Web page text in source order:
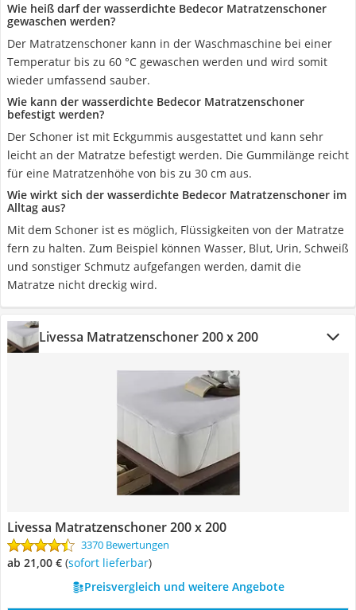
Wie heiß darf der wasserdichte Bedecor Matratzenschoner
gewaschen werden?
Der Matratzenschoner kann in der Waschmaschine bei einer
Temperatur bis zu 60 °C gewaschen werden und wird somit
wieder umfassend sauber.
Wie kann der wasserdichte Bedecor Matratzenschoner
befestigt werden?
Der Schoner ist mit Eckgummis ausgestattet und kann sehr
leicht an der Matratze befestigt werden. Die Gummilänge reicht
für eine Matratzenhöhe von bis zu 30 cm aus.
Wie wirkt sich der wasserdichte Bedecor Matratzenschoner im
Alltag aus?
Mit dem Schoner ist es möglich, Flüssigkeiten von der Matratze
fern zu halten. Zum Beispiel können Wasser, Blut, Urin, Schweiß
und sonstiger Schmutz aufgefangen werden, damit die
Matratze nicht dreckig wird.
Livessa Matratzenschoner 200 x 200
Livessa Matratzenschoner 200 x 200
3370 Bewertungen
ab 21,00 € ( Sofort lieferbar)
Preisvergleich und weitere Angebote